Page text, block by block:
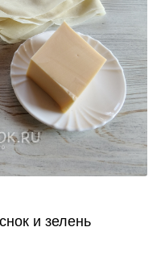
и зелень